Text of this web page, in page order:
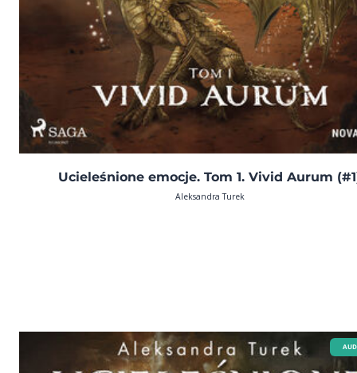
Ucieleśnione emocje. Tom 1. Vivid Aurum
Aleksandra Turek